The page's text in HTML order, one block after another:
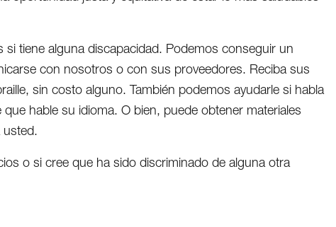
tiene alguna discapacidad. Podemos conseguir un
con nosotros o con sus proveedores. Reciba sus
sin costo alguno. También podemos ayudarle si habla
hable su idioma. O bien, puede obtener materiales
usted.
o si cree que ha sido discriminado de alguna otra